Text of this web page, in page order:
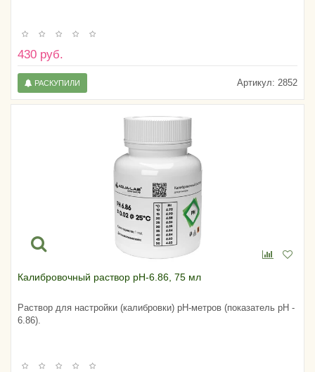
430 руб.
Артикул: 2852
РАСКУПИЛИ
Калибровочный раствор pH-6.86, 75 мл
Раствор для настройки (калибровки) pH-метров (показатель pH -
6.86).